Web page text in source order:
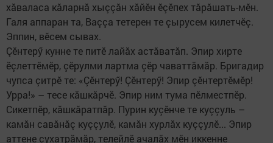
хăваласа кăларнă хыççăн хăйӗн ӗçӗпех тăрăшать-мӗн.
Галя аппаран та, Ваççа тетерен те çырусем килетчӗç.
Эппин, вӗсем сывах.
Çӗнтерӳ кунне те питӗ лайăх астăватăп. Эпир хирте
ӗçлеттӗмӗр, çӗрулми лартма çӗр чаваттăмăр. Бригадир
чупса çитрӗ те: «Çӗнтерӳ! Çӗнтерӳ! Эпир çӗнтертӗмӗр!
Урра!» – тесе кăшкăрчӗ. Эпир ним тума пӗлместпӗр.
Сикетпӗр, кăшкăратпăр. Пурин куçӗнче те куççуль –
камăн савăнăç куççулӗ, камăн хурлăх куççулӗ... Эпир
аттене çухатрăмăр, телейлӗ ачалăх мӗн иккенне